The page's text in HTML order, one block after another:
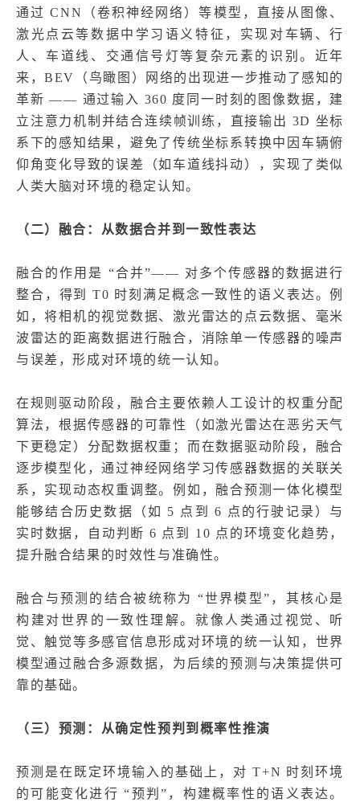
通过 CNN（卷积神经网络）等模型，直接从图像、
激光点云等数据中学习语义特征，实现对车辆、行
人、车道线、交通信号灯等复杂元素的识别。近年
来，BEV（鸟瞰图）网络的出现进一步推动了感知的
革新 —— 通过输入 360 度同一时刻的图像数据，建
立注意力机制并结合连续帧训练，直接输出 3D 坐标
系下的感知结果，避免了传统坐标系转换中因车辆俯
仰角变化导致的误差（如车道线抖动），实现了类似
人类大脑对环境的稳定认知。
（二）融合：从数据合并到一致性表达
融合的作用是 “合并”—— 对多个传感器的数据进行
整合，得到 T0 时刻满足概念一致性的语义表达。例
如，将相机的视觉数据、激光雷达的点云数据、毫米
波雷达的距离数据进行融合，消除单一传感器的噪声
与误差，形成对环境的统一认知。
在规则驱动阶段，融合主要依赖人工设计的权重分配
算法，根据传感器的可靠性（如激光雷达在恶劣天气
下更稳定）分配数据权重；而在数据驱动阶段，融合
逐步模型化，通过神经网络学习传感器数据的关联关
系，实现动态权重调整。例如，融合预测一体化模型
能够结合历史数据（如 5 点到 6 点的行驶记录）与
实时数据，自动判断 6 点到 10 点的环境变化趋势，
提升融合结果的时效性与准确性。
融合与预测的结合被统称为 “世界模型”，其核心是
构建对世界的一致性理解。就像人类通过视觉、听
觉、触觉等多感官信息形成对环境的统一认知，世界
模型通过融合多源数据，为后续的预测与决策提供可
靠的基础。
（三）预测：从确定性预判到概率性推演
预测是在既定环境输入的基础上，对 T+N 时刻环境
的可能变化进行 “预判”，构建概率性的语义表达。